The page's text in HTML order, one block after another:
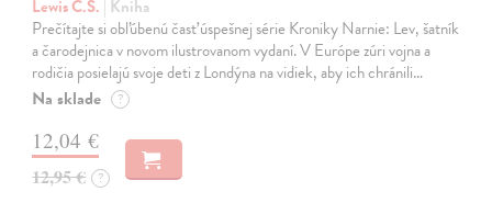
Lewis C.S. | Kniha
Prečítajte si obľúbenú časť úspešnej série Kroniky Narnie: Lev, šatník
a čarodejnica v novom ilustrovanom vydaní. V Európe zúri vojna a
rodičia posielajú svoje deti z Londýna na vidiek, aby ich chránili…
Na sklade ?
12,04 €
12,95 € ?